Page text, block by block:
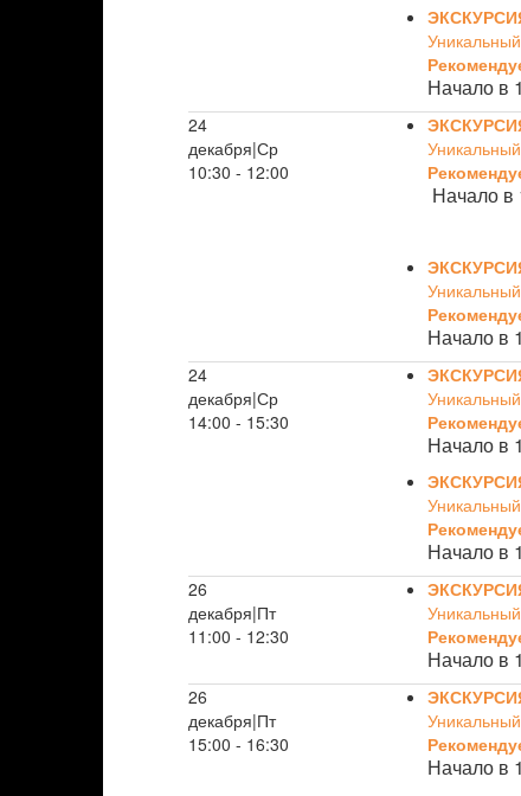
Начало в
24
декабря|Ср
10:30 - 12:00
Начало в
Начало в
24
декабря|Ср
14:00 - 15:30
Начало в
Начало в
26
декабря|Пт
11:00 - 12:30
Начало в
26
декабря|Пт
15:00 - 16:30
Начало в